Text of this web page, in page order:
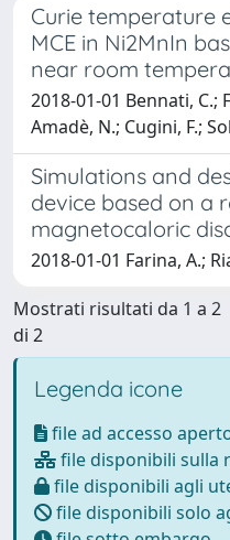
Curie temperature
MCE in Ni2MnIn
near room
2018-01-01 Bennati, C.;
Amadè, N.; Cugini, F.;
Simulations and
device based on a
magnetocaloric
2018-01-01 Farina, A.;
Mostrati risultati da 1 a 2
di 2
Legenda icone
file ad accesso
file disponibili sulla
file disponibili agli
file disponibili solo